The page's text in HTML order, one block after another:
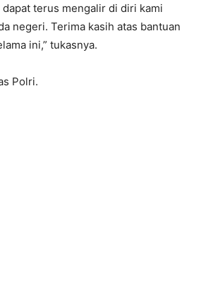
terus mengalir di diri kami
negeri. Terima kasih atas bantuan
ini,” tukasnya.
Polri.